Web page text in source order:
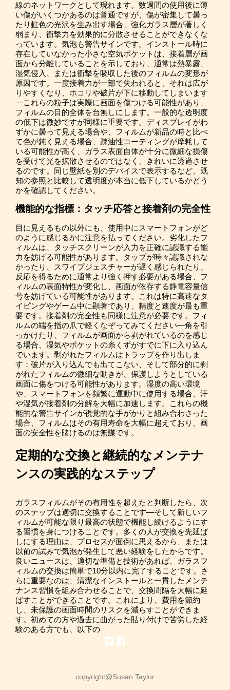
線のネットワークとして現れます。数週間の使用後に薄
い傷がいくつかあるのは普通ですが、傷が密集して曇っ
たり虹色の光沢を生み出す場合、強化ガラス層が著しく
弱まり、衝撃力を効果的に分散させることができなくな
っています。気泡も警告サインです。インストール時に
存在していなかった小さな空気ポケットは、接着層が画
面から分離していることを示しており、通常は熱暴露、
湿気侵入、または衝撃を吸収した後のフィルムの変形が
原因です。一度接着力が一部で失われると、それは広が
りやすくなり、ホコリや破片が下に移動してしまいます
—これらの粒子は実際に画面を傷つける可能性があり、
フィルムの目的全体を台無しにします。一般的な透明度
の低下は微妙ですが同様に重要です。ディスプレイがわ
ずかに曇って見える場合や、フィルムが新品の時と比べ
て色が鈍く見える場合、疎油性コーティングが摩耗して
いる可能性が高く、ガラス表面自体が十分に微細な損傷
を受けて光を拡散させるのではなく、きれいに透過させ
るのです。同じ壁紙を別のデバイスで表示するなど、既
知の参照と比較して透明度が本当に低下しているかどう
かを確認してください。
機能的な指標：タッチ応答と接着剤の完全性
目に見えるもの以外にも、使用中にスマートフォンがど
のように感じるかに注意を払ってください。劣化したフ
ィルムは、タッチスクリーンが入力を正確に認識する能
力を妨げる可能性があります。タップが時々認識されな
かったり、スワイプジェスチャーが遅く感じられたり、
反応を得るために通常より強く押す必要がある場合、フ
ィルムの表面特性が変化し、画面が依存する静電容量信
号を妨げている可能性があります。これは特に高速なタ
イピングやゲーム中に顕著であり、精度と速度が最も重
要です。接着剤の完全性も同様に注意が必要です。フィ
ルムの端を指の爪で軽くなぞってみてください—角を引
っかけたり、フィルムが画面から剥がれているのを感じ
る場合、湿気やポケットの糸くずがすでに下に入り込ん
でいます。剥がれたフィルムはトラップを作り出しま
す：破片が入り込んでも出てこない、そして部分的に剥
がれたフィルムの微細な動きが、保護しようとしている
画面に傷をつける可能性があります。湿度の高い環境
や、スマートフォンを頻繁に運動中に使用する場合、汗
や湿気が接着剤の分解を大幅に加速します。これらの機
能的な警告サインが視覚的な手がかりと組み合わさった
場合、フィルムはその有用寿命を大幅に超えており、画
面の安全性を賭けるのは無謀です。
定期的な交換と継続的なメンテナ
ンスの実践的なステップ
ガラスフィルムがその有用性を超えたと判断したら、次
のステップは適切に交換することです—そして新しいフ
ィルムが可能な限り最高の状態で機能し続けるようにす
る習慣を身につけることです。多くの人が交換を先延ば
しにする理由は、プロセスが面倒に思えるから、または
以前の試みで気泡が発生して悪い経験をしたからです。
良いニュースは、適切な準備と技術があれば、ガラスフ
ィルムの交換は簡単で10分以内に完了することです。さ
らに重要なのは、清潔なインストールと一貫したメンテ
ナンス習慣を組み合わせることで、交換間隔を大幅に延
ばすことができることです。これにより、費用を節約
し、未保護の画面時間のリスクを減らすことができま
す。初めての方や過去に曲がった貼り付けで苦労した経
験のある方でも、以下の
copyright@Susan Taylor